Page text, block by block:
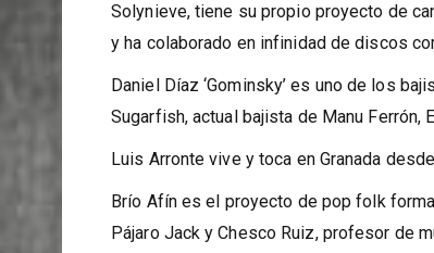
Solynieve, tiene su propio proyecto de
y ha colaborado en infinidad de discos
Daniel Díaz ‘Gominsky’ es uno de los
Sugarfish, actual bajista de Manu
Luis Arronte vive y toca en Granada
Brío Afín es el proyecto de pop folk
Pájaro Jack y Chesco Ruiz, profesor de